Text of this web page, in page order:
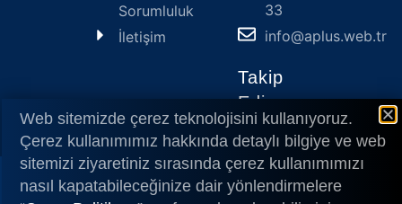
Sorumluluk
İletişim
33
info@aplus.web.tr
Takip
Edin
2024 © APlus
Designed by MarkaGraf
Web sitemizde çerez teknolojisini kullanıyoruz.
Çerez kullanımımız hakkında detaylı bilgiye ve web
sitemizi ziyaretiniz sırasında çerez kullanımımızı
nasıl kapatabileceğinize dair yönlendirmelere